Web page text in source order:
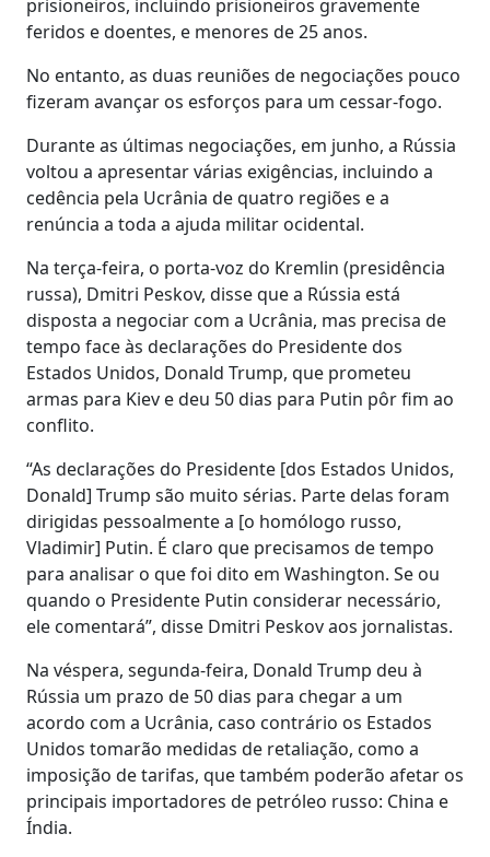
prisioneiros, incluindo prisioneiros gravemente
feridos e doentes, e menores de 25 anos.
No entanto, as duas reuniões de negociações pouco
fizeram avançar os esforços para um cessar-fogo.
Durante as últimas negociações, em junho, a Rússia
voltou a apresentar várias exigências, incluindo a
cedência pela Ucrânia de quatro regiões e a
renúncia a toda a ajuda militar ocidental.
Na terça-feira, o porta-voz do Kremlin (presidência
russa), Dmitri Peskov, disse que a Rússia está
disposta a negociar com a Ucrânia, mas precisa de
tempo face às declarações do Presidente dos
Estados Unidos, Donald Trump, que prometeu
armas para Kiev e deu 50 dias para Putin pôr fim ao
conflito.
“As declarações do Presidente [dos Estados Unidos,
Donald] Trump são muito sérias. Parte delas foram
dirigidas pessoalmente a [o homólogo russo,
Vladimir] Putin. É claro que precisamos de tempo
para analisar o que foi dito em Washington. Se ou
quando o Presidente Putin considerar necessário,
ele comentará”, disse Dmitri Peskov aos jornalistas.
Na véspera, segunda-feira, Donald Trump deu à
Rússia um prazo de 50 dias para chegar a um
acordo com a Ucrânia, caso contrário os Estados
Unidos tomarão medidas de retaliação, como a
imposição de tarifas, que também poderão afetar os
principais importadores de petróleo russo: China e
Índia.